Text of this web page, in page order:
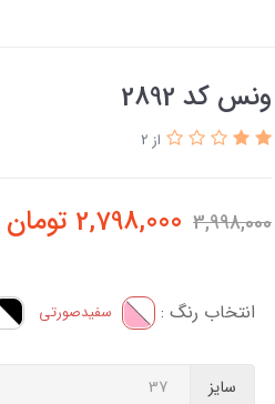
ونس کد 2892
از 2
3,998,000
2,798,000 تومان
انتخاب رنگ : سفید‌صورتی
سایز